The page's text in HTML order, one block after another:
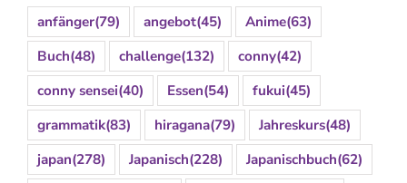
anfänger(79) angebot(45) Anime(63)
Buch(48) challenge(132) conny(42)
conny sensei(40) Essen(54) fukui(45)
grammatik(83) hiragana(79) Jahreskurs(48)
japan(278) Japanisch(228) Japanischbuch(62)